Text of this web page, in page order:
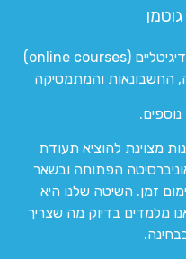
המרכז המוביל והמקצועי לקורסים דיגיטליים (online courses)
החשבונאות והמתמטיקה
מצוינת להוציא תעודת
הפתוחה ובשאר
זמן. השיטה שלנו היא
מלמדים בדיוק מה שצריך